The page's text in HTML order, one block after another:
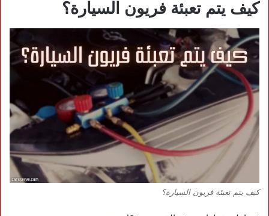
كيف يتم تعبئة فريون السيارة؟
كيف يتم تعبئة فريون السيارة؟